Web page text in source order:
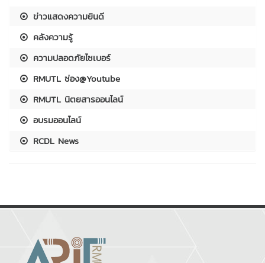
ข่าวแสดงความยินดี
คลังความรู้
ความปลอดภัยไซเบอร์
RMUTL ช่อง@Youtube
RMUTL นิตยสารออนไลน์
อบรมออนไลน์
RCDL News